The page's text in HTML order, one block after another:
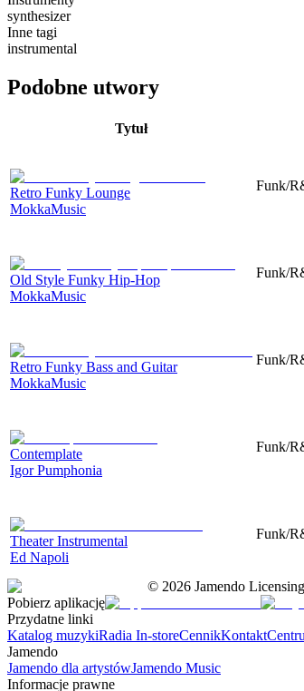
synthesizer
Inne tagi
instrumental
Podobne utwory
Tytuł
Retro Funky Lounge
MokkaMusic
Funk/
Old Style Funky Hip-Hop
MokkaMusic
Funk/
Retro Funky Bass and Guitar
MokkaMusic
Funk/
Contemplate
Igor Pumphonia
Funk/
Theater Instrumental
Ed Napoli
Funk/
© 2026 Jamendo Licensing
Pobierz aplikację
Przydatne linki
Katalog muzykiRadia In-storeCennikKontakt
Jamendo
Jamendo dla artystówJamendo Music
Informacje prawne